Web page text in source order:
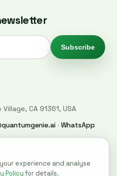
Subscribe
CA 91361, USA
· WhatsApp